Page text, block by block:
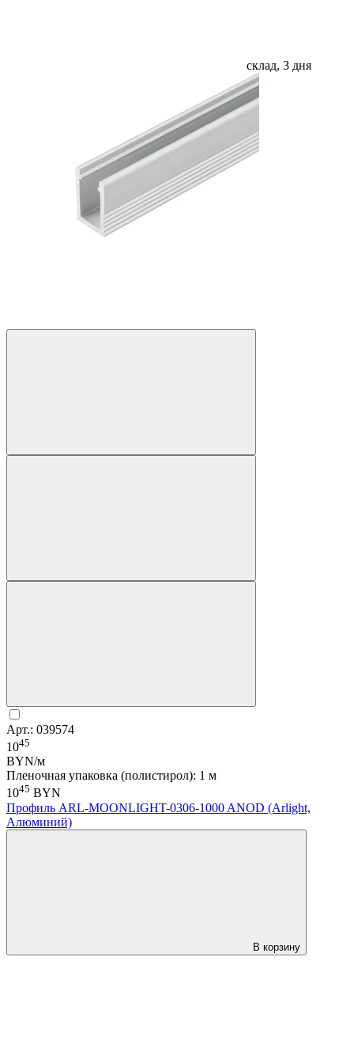
склад, 3 дня
Арт.: 039574
1045
BYN/м
Пленочная упаковка (полистирол): 1 м
1045 BYN
Профиль ARL-MOONLIGHT-0306-1000 ANOD (Arlight,
Алюминий)
В корзину